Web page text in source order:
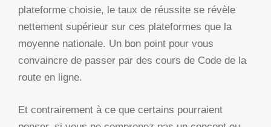
plateforme choisie, le taux de réussite se révèle
nettement supérieur sur ces plateformes que la
moyenne nationale. Un bon point pour vous
convaincre de passer par des cours de Code de la
route en ligne.
Et contrairement à ce que certains pourraient